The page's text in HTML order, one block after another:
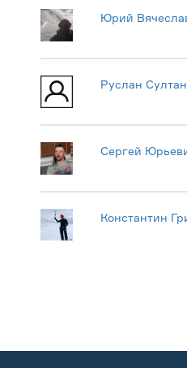
Юрий
Руслан
Сергей
Константин